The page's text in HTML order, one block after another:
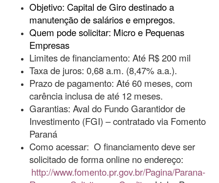
Objetivo: Capital de Giro destinado a
manutenção de salários e empregos.
Quem pode solicitar: Micro e Pequenas
Empresas
Limites de financiamento: Até R$ 200 mil
Taxa de juros: 0,68 a.m. (8,47% a.a.).
Prazo de pagamento: Até 60 meses, com
carência inclusa de até 12 meses.
Garantias: Aval do Fundo Garantidor de
Investimento (FGI) – contratado via Fomento
Paraná
Como acessar: O financiamento deve ser
solicitado de forma online no endereço:
http://www.fomento.pr.gov.br/Pagina/Parana-